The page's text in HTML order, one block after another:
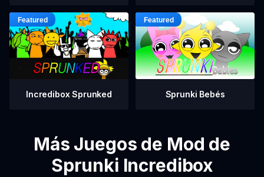
Incredibox Sprunked Sprunki Bebés
Más Juegos de Mod de
Sprunki Incredibox